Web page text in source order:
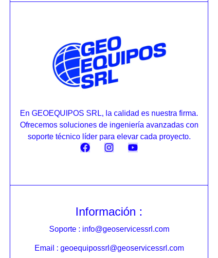
En GEOEQUIPOS SRL, la calidad es nuestra firma.
Ofrecemos soluciones de ingeniería avanzadas con
soporte técnico líder para elevar cada proyecto.
Información :
Soporte : info@geoservicessrl.com
Email : geoequipossrl@geoservicessrl.com